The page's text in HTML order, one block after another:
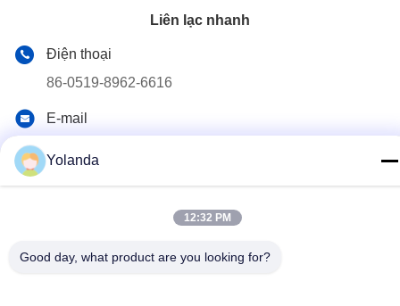
Liên lạc nhanh
Điện thoại
86-0519-8962-6616
E-mail
tỉnh Giang Tô, Trung Quốc, 213101
Yolanda
12:32 PM
Good day, what product are you looking for?